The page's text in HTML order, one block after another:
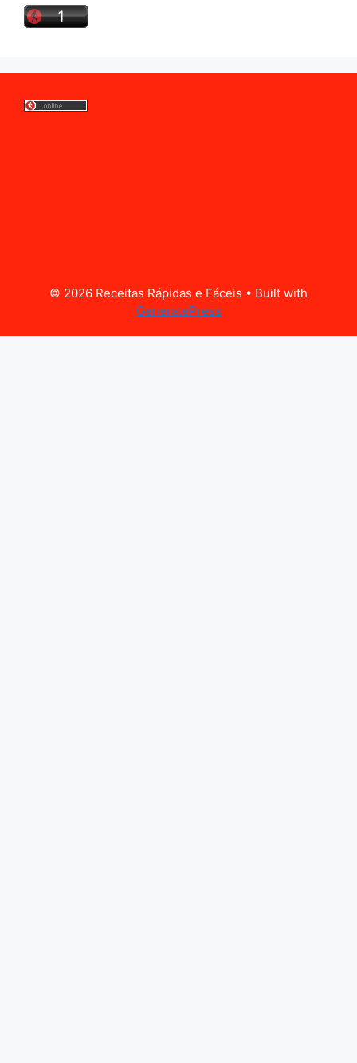
© 2026 Receitas Rápidas e Fáceis • Built with
GeneratePress